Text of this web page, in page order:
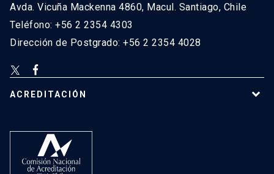
Avda. Vicuña Mackenna 4860, Macul. Santiago, Chile
Teléfono: +56 2 2354 4303
Dirección de Postgrado: +56 2 2354 4028
ACREDITACIÓN